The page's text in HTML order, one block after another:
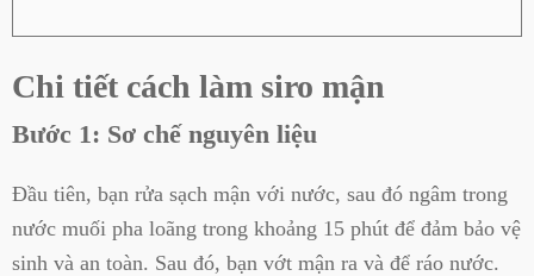
Chi tiết cách làm siro mận
Bước 1: Sơ chế nguyên liệu
Đầu tiên, bạn rửa sạch mận với nước, sau đó ngâm trong
nước muối pha loãng trong khoảng 15 phút để đảm bảo vệ
sinh và an toàn. Sau đó, bạn vớt mận ra và để ráo nước.